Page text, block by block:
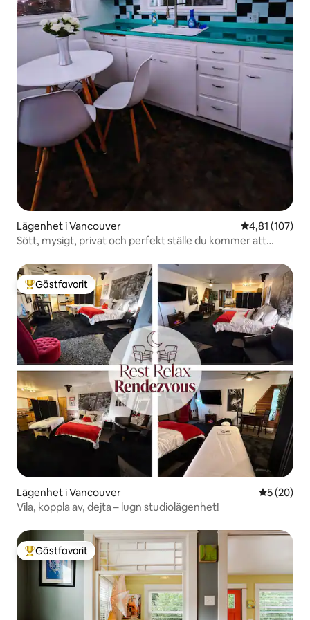
Lägenhet i Vancouver 4,81 av 5 i
4,81 (107)
Sött, mysigt, privat och perfekt ställe du kommer att
Populär gästfavorit
Gästfavorit
Lägenhet i Vancouver 5 av 5 i
5 (20)
Vila, koppla av, dejta – lugn studiolägenhet!
Populär gästfavorit
Gästfavorit